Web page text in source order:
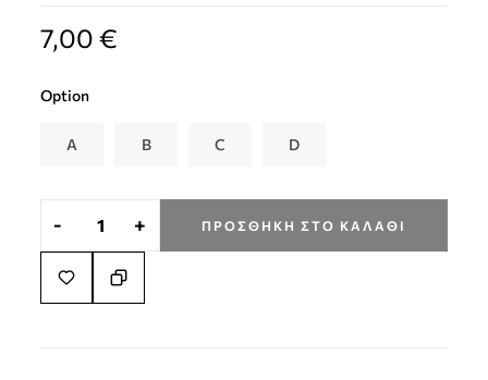
7,00€
Option
A B C D
- + ΠΡΟΣΘΉΚΗ ΣΤΟ ΚΑΛΆΘΙ